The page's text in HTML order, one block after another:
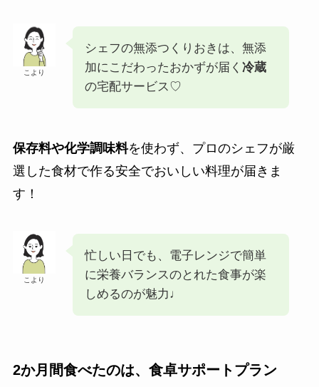
こより
シェフの無添つくりおきは、無添
加にこだわったおかずが届く 冷蔵
の宅配サービス♡
保存料や化学調味料を使わず、プロのシェフが厳
選した食材で作る安全でおいしい料理が届きま
す！
こより
忙しい日でも、電子レンジで簡単
に栄養バランスのとれた食事が楽
しめるのが魅力♩
2か月間食べたのは、食卓サポートプラン